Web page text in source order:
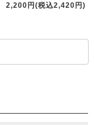
2,200円(税込2,420円)